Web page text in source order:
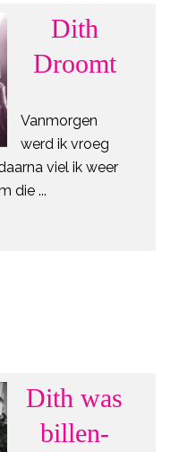
Dith
Droomt
Vanmorgen
werd ik vroeg
viel ik weer
die ...
Dith was
billen-